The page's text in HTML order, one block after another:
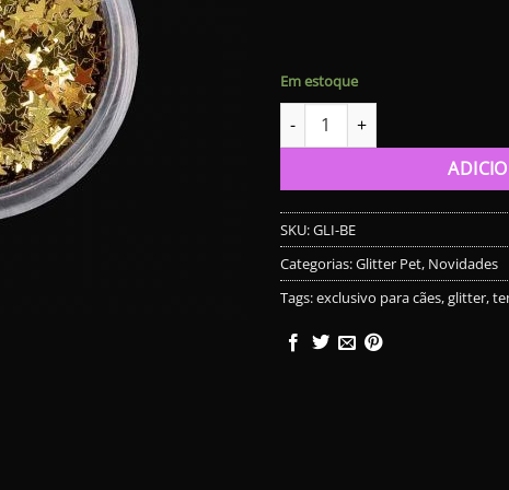
Em estoque
Glitter Pet - Brilho Estelar
SKU:GLI-BE
Categorias:Glitter Pet, Novidades
Tags:exclusivo para cães,glitter,